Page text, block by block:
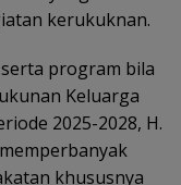
kerukuknan.
program bila
Keluarga
2025-2028, H.
khususnya